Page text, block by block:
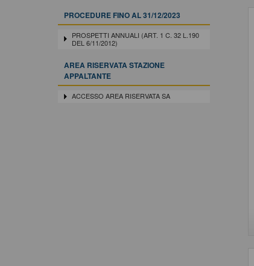
PROCEDURE FINO AL 31/12/2023
PROSPETTI ANNUALI (ART. 1 C. 32 L.190
DEL 6/11/2012)
AREA RISERVATA STAZIONE
APPALTANTE
ACCESSO AREA RISERVATA SA